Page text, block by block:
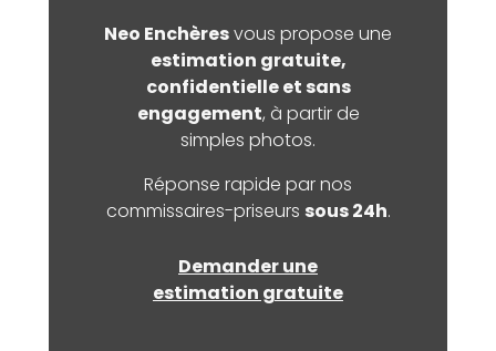
Neo Enchèresvous propose une
estimation gratuite,
confidentielle et sans
engagement, à partir de
simples photos.
Réponse rapide par nos
commissaires-priseurs sous 24h.
Demander une
estimation gratuite